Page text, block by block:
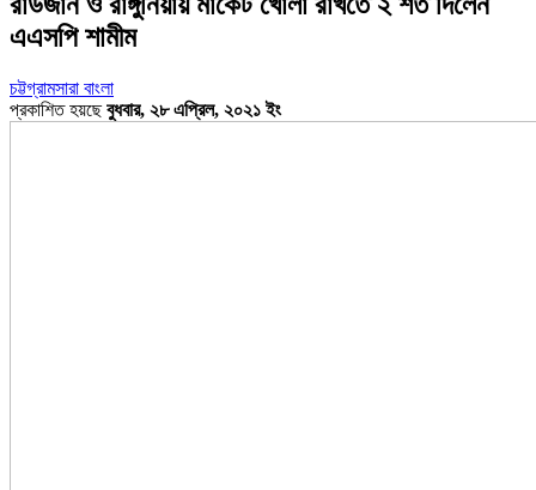
এএসপি শামীম
চট্টগ্রামসারা বাংলা
প্রকাশিত হয়ছেবুধবার, ২৮ এপ্রিল, ২০২১ ইং